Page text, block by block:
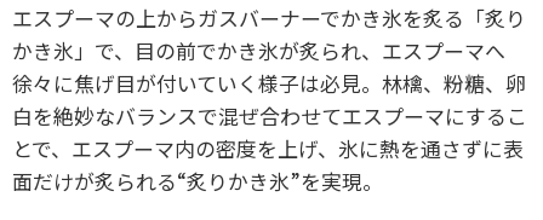
エスプーマの上からガスバーナーでかき氷を炙る「炙り
かき氷」で、目の前でかき氷が炙られ、エスプーマへ
徐々に焦げ目が付いていく様子は必見。林檎、粉糖、卵
白を絶妙なバランスで混ぜ合わせてエスプーマにするこ
とで、エスプーマ内の密度を上げ、氷に熱を通さずに表
面だけが炙られる“炙りかき氷”を実現。